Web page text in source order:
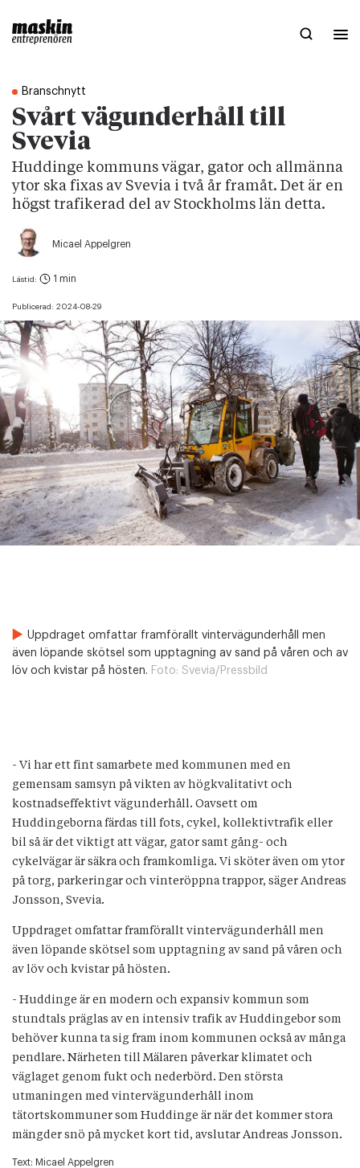
Branschnytt
Svårt vägunderhåll till
Svevia
Huddinge kommuns vägar, gator och allmänna
ytor ska fixas av Svevia i två år framåt. Det är en
högst trafikerad del av Stockholms län detta.
Micael Appelgren
Publicerad: 2024-08-29
Lästid: 1 min
Uppdraget omfattar framförallt vintervägunderhåll men
även löpande skötsel som upptagning av sand på våren och av
löv och kvistar på hösten. Foto: Svevia/Pressbild
- Vi har ett fint samarbete med kommunen med en
gemensam samsyn på vikten av högkvalitativt och
kostnadseffektivt vägunderhåll. Oavsett om
Huddingeborna färdas till fots, cykel, kollektivtrafik eller
bil så är det viktigt att vägar, gator samt gång- och
cykelvägar är säkra och framkomliga. Vi sköter även om ytor
på torg, parkeringar och vinteröppna trappor, säger Andreas
Jonsson, Svevia.
Uppdraget omfattar framförallt vintervägunderhåll men
även löpande skötsel som upptagning av sand på våren och
av löv och kvistar på hösten.
- Huddinge är en modern och expansiv kommun som
stundtals präglas av en intensiv trafik av Huddingebor som
behöver kunna ta sig fram inom kommunen också av många
pendlare. Närheten till Mälaren påverkar klimatet och
väglaget genom fukt och nederbörd. Den största
utmaningen med vintervägunderhåll inom
tätortskommuner som Huddinge är när det kommer stora
mängder snö på mycket kort tid, avslutar Andreas Jonsson.
Text: Micael Appelgren